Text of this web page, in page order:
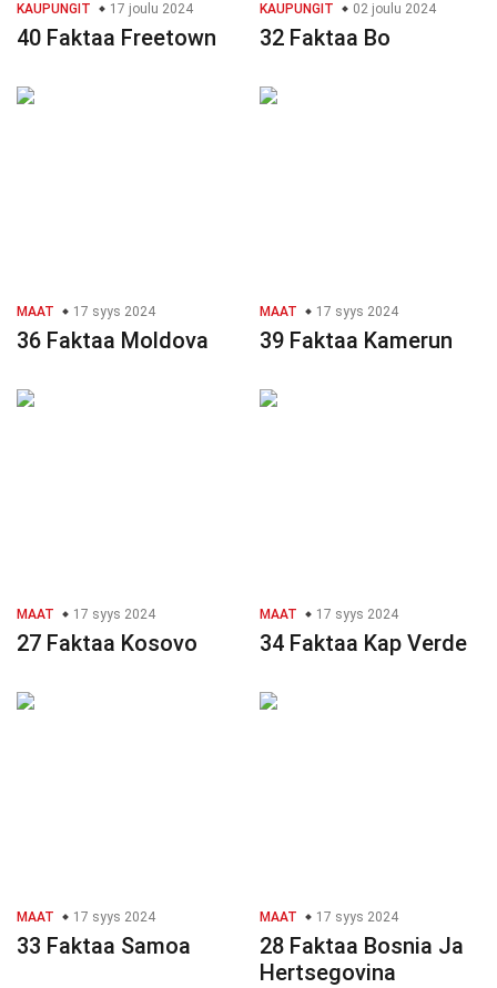
KAUPUNGIT 17 joulu 2024
40 Faktaa Freetown
KAUPUNGIT 02 joulu 2024
32 Faktaa Bo
MAAT 17 syys 2024
36 Faktaa Moldova
MAAT 17 syys 2024
39 Faktaa Kamerun
MAAT 17 syys 2024
27 Faktaa Kosovo
MAAT 17 syys 2024
34 Faktaa Kap Verde
MAAT 17 syys 2024
33 Faktaa Samoa
MAAT 17 syys 2024
28 Faktaa Bosnia Ja
Hertsegovina